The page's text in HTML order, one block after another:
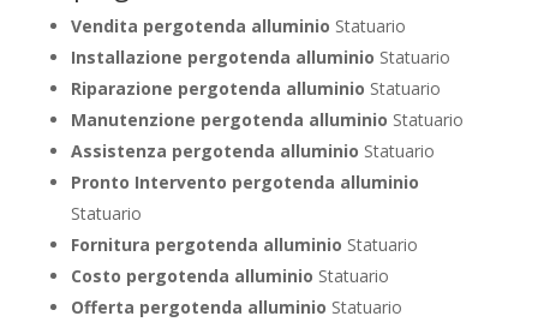
Vendita pergotenda alluminio Statuario
Installazione pergotenda alluminio Statuario
Riparazione pergotenda alluminio Statuario
Manutenzione pergotenda alluminio Statuario
Assistenza pergotenda alluminio Statuario
Pronto Intervento pergotenda alluminio
Statuario
Fornitura pergotenda alluminio Statuario
Costo pergotenda alluminio Statuario
Offerta pergotenda alluminio Statuario